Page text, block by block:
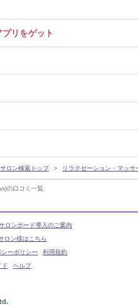
の口コミ一覧
リをゲット
ロン検索トップ リラクゼーション・マッ
ロンボード導入のご案内
ロン様はこちら
シーポリシー
利用規約
ド
ヘルプ